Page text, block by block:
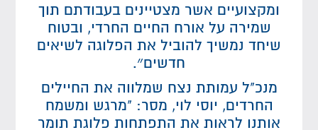
ומקצועיים אשר מצטיינים בעבודתם תוך
שמירה על אורח החיים החרדי, ובטוח
שיחד נמשיך להוביל את הפלוגה לשיאים
חדשים״.
מנכ"ל עמותת נצח שמלווה את החיילים
החרדים, יוסי לוי, מסר: "מרגש ומשמח
אותנו לראות את התפתחות פלוגת תומר